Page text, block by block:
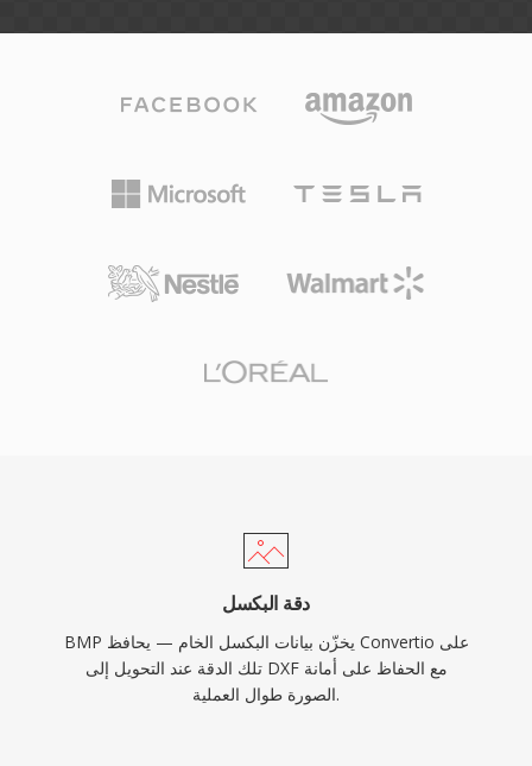
دقة البكسل
BMP يخزّن بيانات البكسل الخام — يحافظ Convertio على
تلك الدقة عند التحويل إلى DXF مع الحفاظ على أمانة
الصورة طوال العملية.